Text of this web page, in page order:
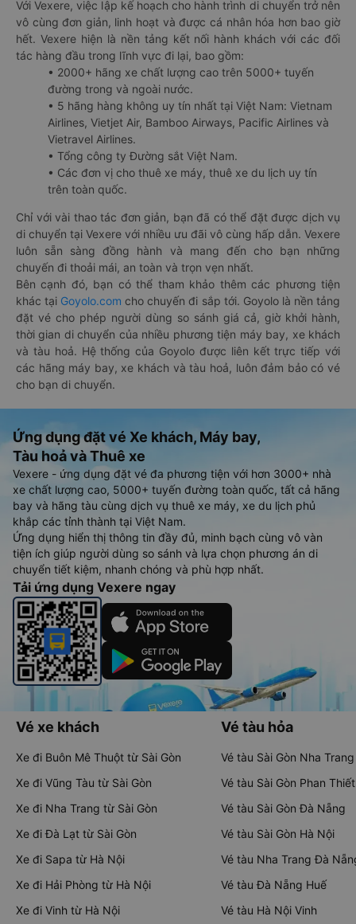
Với Vexere, việc lập kế hoạch cho hành trình di chuyển trở nên
vô cùng đơn giản, linh hoạt và được cá nhân hóa hơn bao giờ
hết. Vexere hiện là nền tảng kết nối hành khách với các đối
tác hàng đầu trong lĩnh vực đi lại, bao gồm:
• 2000+ hãng xe chất lượng cao trên 5000+ tuyến
đường trong và ngoài nước.
• 5 hãng hàng không uy tín nhất tại Việt Nam: Vietnam
Airlines, Vietjet Air, Bamboo Airways, Pacific Airlines và
Vietravel Airlines.
• Tổng công ty Đường sắt Việt Nam.
• Các đơn vị cho thuê xe máy, thuê xe du lịch uy tín
trên toàn quốc.
Chỉ với vài thao tác đơn giản, bạn đã có thể đặt được dịch vụ
di chuyển tại Vexere với nhiều ưu đãi vô cùng hấp dẫn. Vexere
luôn sẵn sàng đồng hành và mang đến cho bạn những
chuyến đi thoải mái, an toàn và trọn vẹn nhất.
Bên cạnh đó, bạn có thể tham khảo thêm các phương tiện
khác tại Goyolo.com cho chuyến đi sắp tới. Goyolo là nền tảng
đặt vé cho phép người dùng so sánh giá cả, giờ khởi hành,
thời gian di chuyển của nhiều phương tiện máy bay, xe khách
và tàu hoả. Hệ thống của Goyolo được liên kết trực tiếp với
các hãng máy bay, xe khách và tàu hoả, luôn đảm bảo có vé
cho bạn di chuyển.
Ứng dụng đặt vé Xe khách, Máy bay,
Tàu hoả và Thuê xe
Vexere - ứng dụng đặt vé đa phương tiện với hơn 3000+ nhà
xe chất lượng cao, 5000+ tuyến đường toàn quốc, tất cả hãng
bay và hãng tàu cùng dịch vụ thuê xe máy, xe du lịch phủ
khắp các tỉnh thành tại Việt Nam.
Ứng dụng hiển thị thông tin đầy đủ, minh bạch cùng vô vàn
tiện ích giúp người dùng so sánh và lựa chọn phương án di
chuyển tiết kiệm, nhanh chóng và phù hợp nhất.
Tải ứng dụng Vexere ngay
Vé xe khách
Xe đi Buôn Mê Thuột từ Sài Gòn
Xe đi Vũng Tàu từ Sài Gòn
Xe đi Nha Trang từ Sài Gòn
Xe đi Đà Lạt từ Sài Gòn
Xe đi Sapa từ Hà Nội
Xe đi Hải Phòng từ Hà Nội
Xe đi Vinh từ Hà Nội
Vé tàu hỏa
Vé tàu Sài Gòn Nha Trang
Vé tàu Sài Gòn Phan Thiết
Vé tàu Sài Gòn Đà Nẵng
Vé tàu Sài Gòn Hà Nội
Vé tàu Nha Trang Đà
Vé tàu Đà Nẵng Huế
Vé tàu Hà Nội Vinh